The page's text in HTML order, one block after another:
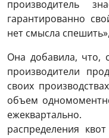
производитель
гарантированно
нет смысла
Она добавила, что,
производители
своих
объем
распределения